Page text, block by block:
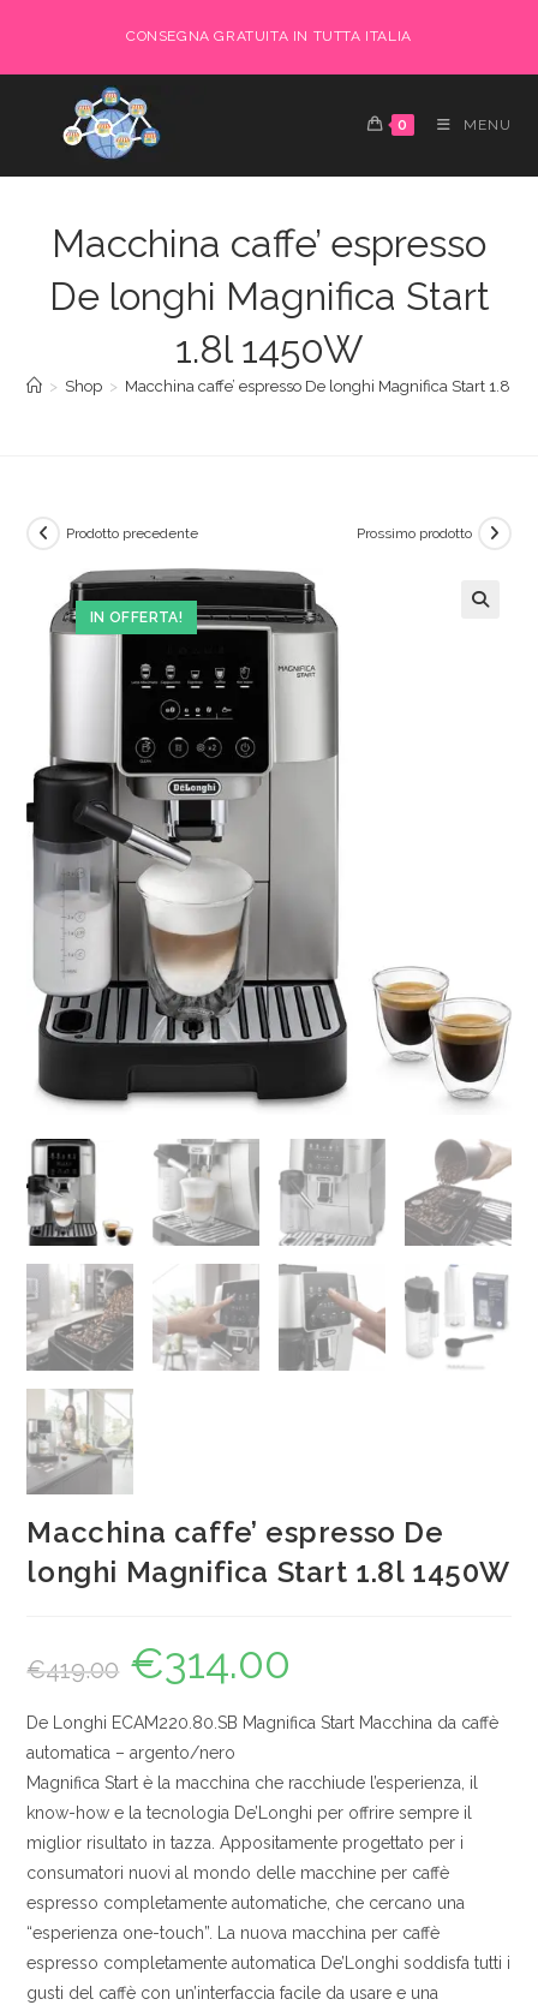
contenuto
CONSEGNA GRATUITA IN TUTTA ITALIA
0 MENU
Macchina caffe’ espresso
De longhi Magnifica Start
1.8l 1450W
> Shop > Macchina caffe’ espresso De longhi Magnifica Start 1.8l
IN OFFERTA!
Prodotto precedente Prossimo prodotto
Macchina caffe’ espresso De
longhi Magnifica Start 1.8l 1450W
€419.00
prezzo
originale
€419.00.
€314.00
€314.00.
De Longhi ECAM220.80.SB Magnifica Start Macchina da caffè
automatica – argento/nero
Magnifica Start è la macchina che racchiude l’esperienza, il
know-how e la tecnologia De’Longhi per offrire sempre il
miglior risultato in tazza. Appositamente progettato per i
consumatori nuovi al mondo delle macchine per caffè
espresso completamente automatiche, che cercano una
“esperienza one-touch”. La nuova macchina per caffè
espresso completamente automatica De’Longhi soddisfa tutti i
gusti del caffè con un’interfaccia facile da usare e una